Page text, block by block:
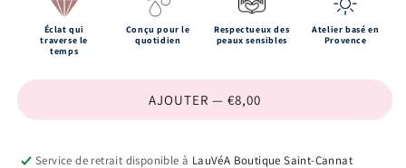
Éclat qui
traverse le
temps
Conçu pour le
quotidien
Respectueux des
peaux sensibles
Atelier basé en
Provence
AJOUTER — €8,00
Service de retrait disponible à LauVéA Boutique Saint-Cannat